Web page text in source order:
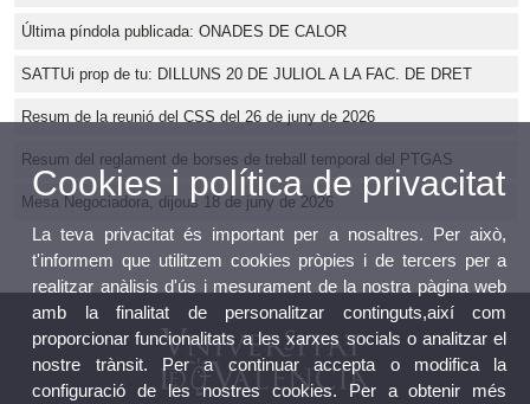
Última píndola publicada: ONADES DE CALOR
SATTUi prop de tu: DILLUNS 20 DE JULIOL A LA FAC. DE DRET
Resum de la reunió del CSS del 26 de juny de 2026
Resum del reglament de borses de treball temporal del PTGAS
Mesa Negociadora, dijous 18 de juny de 2026
Cookies i política de privacitat
La teva privacitat és important per a nosaltres. Per això,
t'informem que utilitzem cookies pròpies i de tercers per a
realitzar anàlisis d'ús i mesurament de la nostra pàgina web
amb la finalitat de personalitzar continguts,així com
proporcionar funcionalitats a les xarxes socials o analitzar el
nostre trànsit. Per a continuar accepta o modifica la
configuració de les nostres cookies. Per a obtenir més